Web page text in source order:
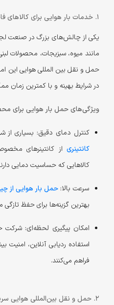
1. خدمات بار هوایی برای کالاهای فاسد‌شدنی و مواد غذایی
یکی از چالش‌های بزرگ در صنعت
مانند میوه، سبزیجات، محصولات
حمل و نقل بین المللی هوایی این
در شرایط بهینه و با کمترین زمان
ویژگی‌های حمل بار هوایی برای
کنترل دمای دقیق:بسیاری از
کانتینری از کانتینرهای
کالاهایی که حساسیت دمایی
سرعت بالا:حمل بار هوایی از
بهترین گزینه‌ها برای حفظ
امکان پیگیری لحظه‌ای:شرکت
استفاده ردیابی آنلاین،
فراهم می‌کنند.
2. حمل و نقل بین‌المللی هوایی سریع انواع کالاهای خطرناک